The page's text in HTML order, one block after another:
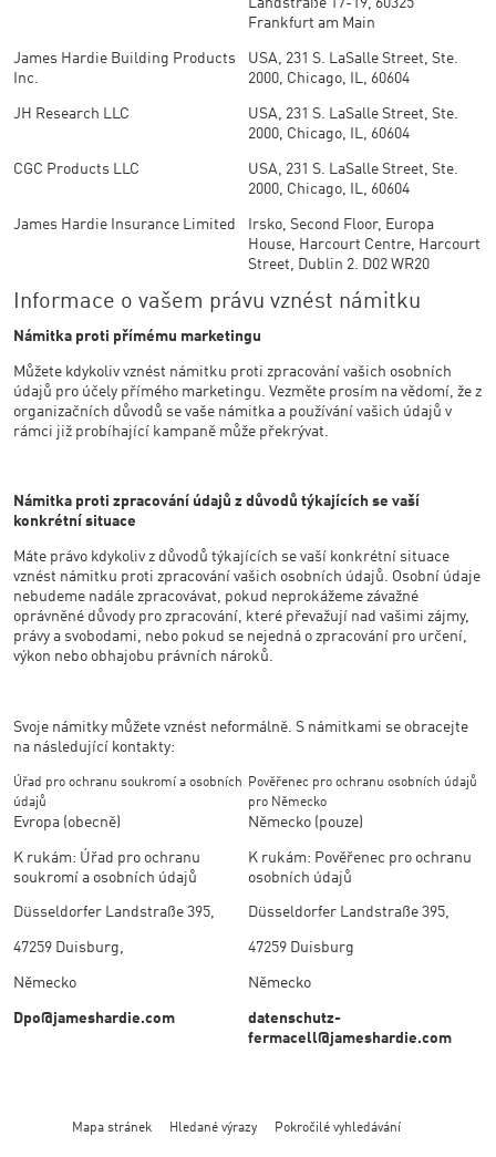
Landstraße 17-19, 60325
Frankfurt am Main
James Hardie Building Products
Inc.
USA, 231 S. LaSalle Street, Ste.
2000, Chicago, IL, 60604
JH Research LLC
USA, 231 S. LaSalle Street, Ste.
2000, Chicago, IL, 60604
CGC Products LLC
USA, 231 S. LaSalle Street, Ste.
2000, Chicago, IL, 60604
James Hardie Insurance Limited
Irsko, Second Floor, Europa
House, Harcourt Centre, Harcourt
Street, Dublin 2. D02 WR20
Informace o vašem právu vznést námitku
Námitka proti přímému marketingu
Můžete kdykoliv vznést námitku proti zpracování vašich osobních
údajů pro účely přímého marketingu. Vezměte prosím na vědomí, že z
organizačních důvodů se vaše námitka a používání vašich údajů v
rámci již probíhající kampaně může překrývat.
Námitka proti zpracování údajů z důvodů týkajících se vaší
konkrétní situace
Máte právo kdykoliv z důvodů týkajících se vaší konkrétní situace
vznést námitku proti zpracování vašich osobních údajů. Osobní údaje
nebudeme nadále zpracovávat, pokud neprokážeme závažné
oprávněné důvody pro zpracování, které převažují nad vašimi zájmy,
právy a svobodami, nebo pokud se nejedná o zpracování pro určení,
výkon nebo obhajobu právních nároků.
Svoje námitky můžete vznést neformálně. S námitkami se obracejte
na následující kontakty:
Úřad pro ochranu soukromí a osobních
údajů
Pověřenec pro ochranu osobních údajů
pro Německo
Evropa (obecně) Německo (pouze)
K rukám: Úřad pro ochranu
soukromí a osobních údajů
Düsseldorfer Landstraße 395,
47259 Duisburg,
Německo
Dpo@jameshardie.com
K rukám: Pověřenec pro ochranu
osobních údajů
Düsseldorfer Landstraße 395,
47259 Duisburg
Německo
datenschutz-
fermacell@jameshardie.com
Mapa stránek Hledané výrazy Pokročilé vyhledávání